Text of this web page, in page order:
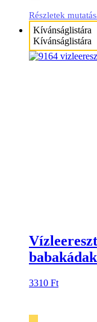
Részletek
Kívánságlistára
Kívánságlistára
3310 Ft